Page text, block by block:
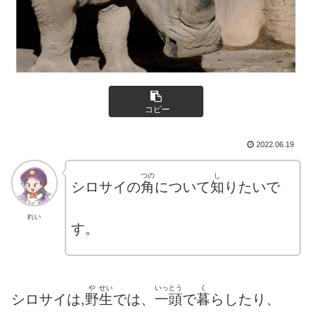
コピー
2022.06.19
れい
シロサイの角
つの
について知
し
りたいで
す。
シロサイは,野
や
生
せい
では、 一頭
いっとう
で暮
く
らしたり、